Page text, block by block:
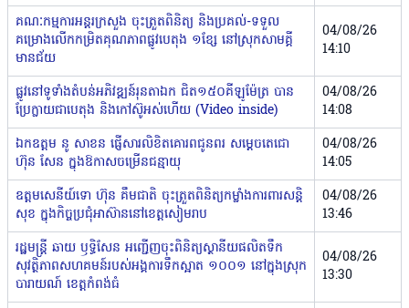
គណៈកម្មការអន្តរក្រសួង ចុះត្រួតពិនិត្យ និងប្រគល់-ទទួល
គម្រោងលើកកម្រិតគុណភាពផ្លូវបេតុង ១ខ្សែ នៅស្រុកសាមគ្គី
មានជ័យ
04/08/26
14:10
ផ្លូវនៅទូទាំងតំបន់អភិវឌ្ឍន៍រុនតាឯក ជិត១៥០គីឡូម៉ែត្រ បាន
ប្រែក្លាយជាបេតុង និងកៅស៊ូអស់ហើយ (Video inside)
04/08/26
14:08
ឯកឧត្តម នូ សាខន ផ្ញើសារលិខិតគោរពជូនពរ សម្ដេចតេជោ
ហ៊ុន សែន ក្នុងឱកាសចម្រើនជន្មាយុ
04/08/26
14:05
ឧត្តមសេនីយ៍ទោ ហ៊ុន គឹមជាតិ ចុះត្រួតពិនិត្យកម្លាំងការពារសន្តិ
សុខ ក្នុងកិច្ចប្រជុំអាស៊ាននៅខេត្តសៀមរាប
04/08/26
13:46
រដ្ឋមន្ត្រី ឆាយ ឫទ្ធិសែន អញ្ជើញចុះពិនិត្យស្ថានីយផលិតទឹក
សុវត្ថិភាពសហគមន៍របស់អង្គការទឹកស្អាត ១០០១ នៅក្នុងស្រុក
បារាយណ៍ ខេត្តកំពង់ធំ
04/08/26
13:30